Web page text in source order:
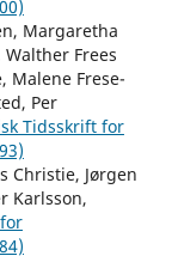
Margaretha
Frees
Malene Frese-
Per
Tidsskrift for
Christie, Jørgen
Karlsson,